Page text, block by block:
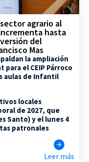
agrario al
hasta
del
Mas
la ampliación
el CEIP Párroco
aulas de Infantil
locales
de 2027, que
Santo) y el lunes 4
patronales
Leer más